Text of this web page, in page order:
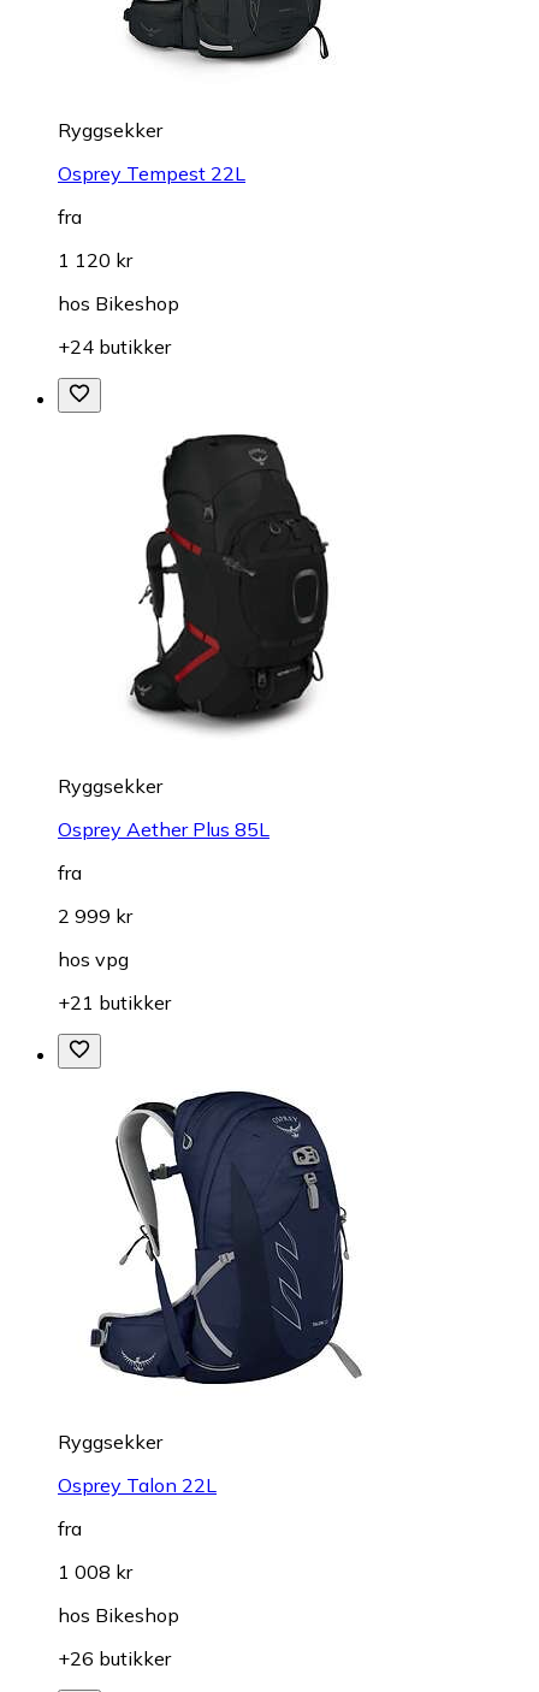
Ryggsekker
Osprey Tempest 22L
fra
1 120 kr
hos Bikeshop
+24 butikker
Ryggsekker
Osprey Aether Plus 85L
fra
2 999 kr
hos vpg
+21 butikker
Ryggsekker
Osprey Talon 22L
fra
1 008 kr
hos Bikeshop
+26 butikker